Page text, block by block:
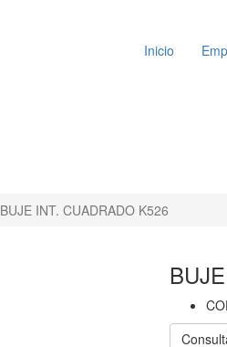
Inicio
BUJE INT. CUADRADO K526